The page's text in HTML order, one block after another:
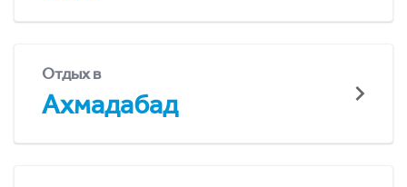
Отдых в
Ахмадабад